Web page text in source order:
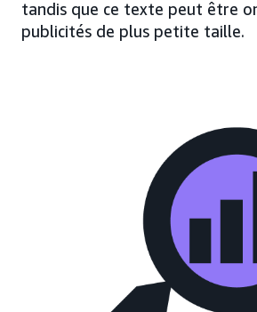
tandis que ce texte peut être
publicités de plus petite taille.